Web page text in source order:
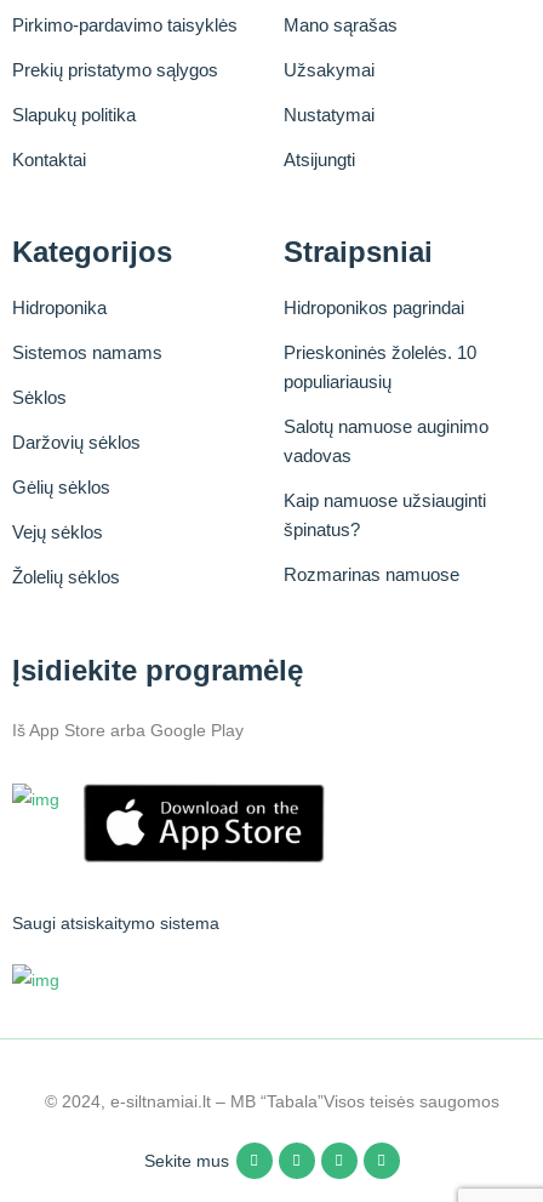
Pirkimo-pardavimo taisyklės
Prekių pristatymo sąlygos
Slapukų politika
Kontaktai
Mano sąrašas
Užsakymai
Nustatymai
Atsijungti
Kategorijos
Hidroponika
Sistemos namams
Sėklos
Daržovių sėklos
Gėlių sėklos
Vejų sėklos
Žolelių sėklos
Straipsniai
Hidroponikos pagrindai
Prieskoninės žolelės. 10
populiariausių
Salotų namuose auginimo
vadovas
Kaip namuose užsiauginti
špinatus?
Rozmarinas namuose
Įsidiekite programėlę
Iš App Store arba Google Play
Saugi atsiskaitymo sistema
© 2024, e-siltnamiai.lt – MB “Tabala”Visos teisės saugomos
Sekite mus